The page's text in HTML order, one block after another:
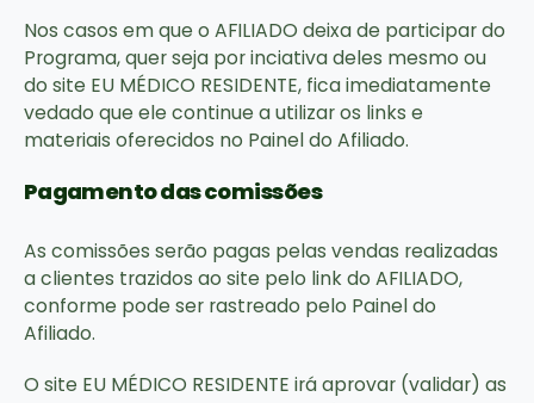
Nos casos em que o AFILIADO deixa de participar do
Programa, quer seja por inciativa deles mesmo ou
do site EU MÉDICO RESIDENTE, fica imediatamente
vedado que ele continue a utilizar os links e
materiais oferecidos no Painel do Afiliado.
Pagamento das comissões
As comissões serão pagas pelas vendas realizadas
a clientes trazidos ao site pelo link do AFILIADO,
conforme pode ser rastreado pelo Painel do
Afiliado.
O site EU MÉDICO RESIDENTE irá aprovar (validar) as